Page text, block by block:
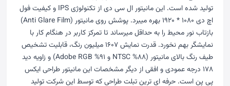
تولید شده است. این مانیتور ال سی دی از تکنولوژی IPS و کیفیت فول
اچ دی ۱۰۸۰ * ۱۹۲۰ بهره میبرد. پوشش روی مانیتور (Anti Glare Film)
بازتاب نور محیط را به حداقل میرساند تا تمرکز کاربر در هنگام کار با
نمایشگر بهم نخورد. قدرت نمایش ۱۶۰۷ میلیون رنگ، قابلیت تشخیص
طیف رنگ بالای مانیتور (۸۸% NTSC و ۹۱% Adobe RGB) و زاویه دید
۱۷۸ درجه عمودی و افقی از دیگر مشخصات این مانیتور طراحی ایکس
پی پن است. حرفه ای ترین تبلت طراحی که توسط این شرکت تولید